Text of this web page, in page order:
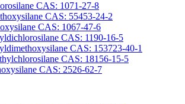
CAS: 1071-27-8
CAS: 55453-24-2
CAS: 1067-47-6
CAS: 1190-16-5
CAS: 153723-40-1
CAS: 18156-15-5
CAS: 2526-62-7